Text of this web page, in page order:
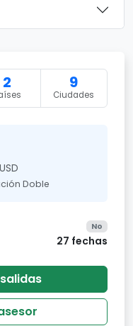
2 9
Ciudades
USD
Doble
No
27 fechas